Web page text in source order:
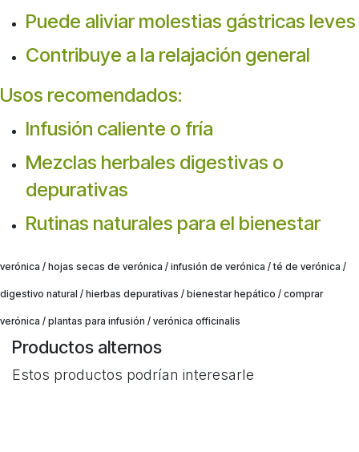
Puede aliviar molestias gástricas leves
Contribuye a la relajación general
Usos recomendados:
Infusión caliente o fría
Mezclas herbales digestivas o
depurativas
Rutinas naturales para el bienestar
verónica / hojas secas de verónica / infusión de verónica / té de verónica /
digestivo natural / hierbas depurativas / bienestar hepático / comprar
verónica / plantas para infusión / verónica officinalis
Productos alternos
Estos productos podrían interesarle